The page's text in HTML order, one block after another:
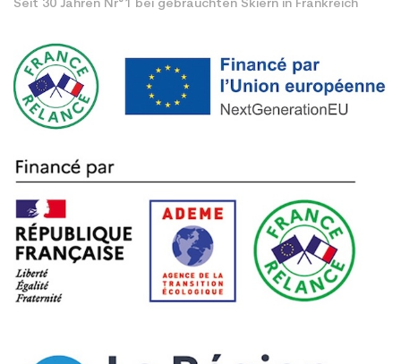
Seit 30 Jahren Nr°1 bei gebrauchten Skiern in Frankreich